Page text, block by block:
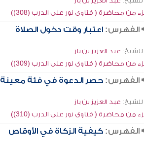
من محاضرة ( فتاوى نور على الدرب (308))
الفهرس: اعتبار وقت دخول الصلاة
عبد العزيز بن باز
من محاضرة ( فتاوى نور على الدرب (309))
الفهرس: حصر الدعوة في فئة معينة
عبد العزيز بن باز
من محاضرة ( فتاوى نور على الدرب (310))
الفهرس: كيفية الزكاة في الأوقاص